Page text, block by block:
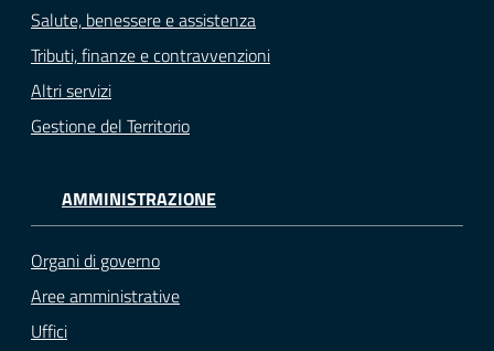
Salute, benessere e assistenza
Tributi, finanze e contravvenzioni
Altri servizi
Gestione del Territorio
AMMINISTRAZIONE
Organi di governo
Aree amministrative
Uffici